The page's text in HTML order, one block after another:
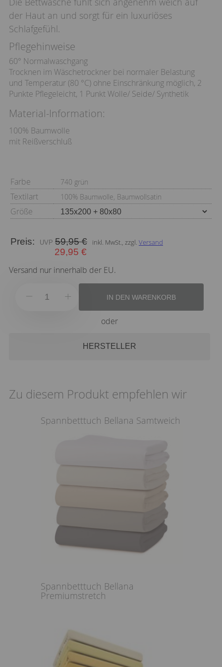
der Haut an und sorgt für ein luxuriöses
Schlafgefühl.
Pflegehinweise
60° Normalwaschgang
Trocknen im Wäschetrockner bei normaler Belastung
und Temperatur (80 °C) ohne Einschränkung möglich, 2
Punkte Pflegeleicht, 1 Punkt Wolle/ Seide/ Synthetik
Material-Information:
100% Baumwolle
mit Reißverschluß
Farbe 740 grün
Textilart 100% Baumwolle, Baumwollsatin
Größe
Preis:
59,95 €
29,95 €
inkl. MwSt., zzgl. Versand
Versand nur innerhalb der EU.
IN DEN WARENKORB
oder
HERSTELLER
Zu diesem Produkt empfehlen wir
Spannbetttuch Bellana Samtweich
Spannbetttuch Bellana
Premiumstretch